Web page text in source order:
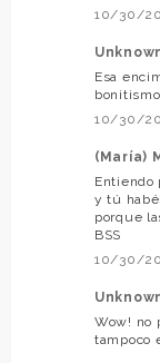
10/30/
Esa
10/30/
(María)
Entiendo
y tú
porque
BSS
10/30/
Wow! no
tampoco